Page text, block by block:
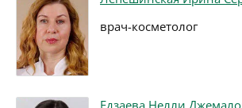
врач-косметолог
Едзаева Нелли